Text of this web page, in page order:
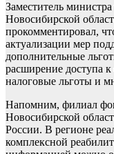
Заместитель
Новосибирской
прокомментировал,
актуализации мер
дополнительные
расширение доступа
налоговые льготы и
Напомним, филиал
Новосибирской
России. В регионе
комплексной